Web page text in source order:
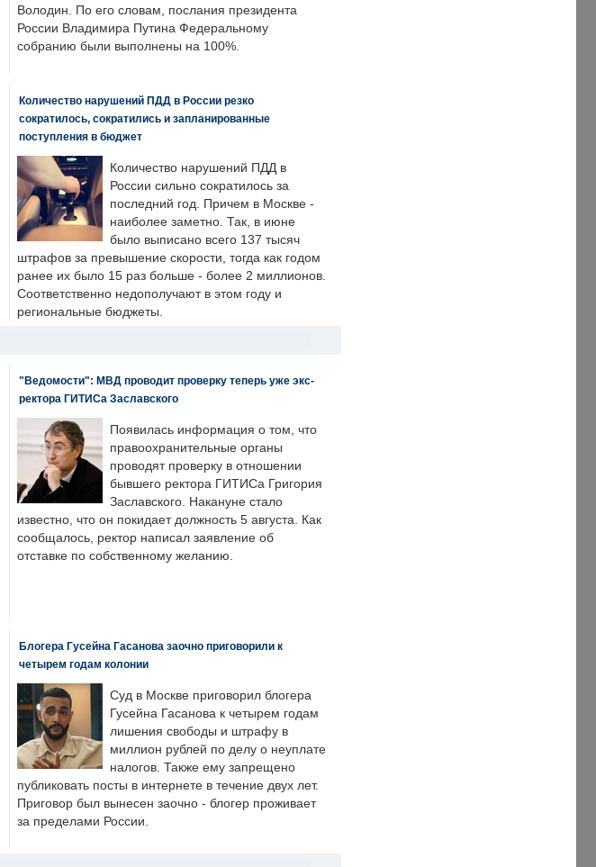
Володин. По его словам, послания президента
России Владимира Путина Федеральному
собранию были выполнены на 100%.
Количество нарушений ПДД в России резко
сократилось, сократились и запланированные
поступления в бюджет
Количество нарушений ПДД в
России сильно сократилось за
последний год. Причем в Москве -
наиболее заметно. Так, в июне
было выписано всего 137 тысяч
штрафов за превышение скорости, тогда как годом
ранее их было 15 раз больше - более 2 миллионов.
Соответственно недополучают в этом году и
региональные бюджеты.
"Ведомости": МВД проводит проверку теперь уже экс-
ректора ГИТИСа Заславского
Появилась информация о том, что
правоохранительные органы
проводят проверку в отношении
бывшего ректора ГИТИСа Григория
Заславского. Накануне стало
известно, что он покидает должность 5 августа. Как
сообщалось, ректор написал заявление об
отставке по собственному желанию.
Блогера Гусейна Гасанова заочно приговорили к
четырем годам колонии
Суд в Москве приговорил блогера
Гусейна Гасанова к четырем годам
лишения свободы и штрафу в
миллион рублей по делу о неуплате
налогов. Также ему запрещено
публиковать посты в интернете в течение двух лет.
Приговор был вынесен заочно - блогер проживает
за пределами России.